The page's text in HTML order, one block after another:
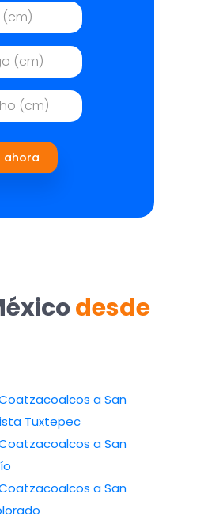
ahora
desde
a San
Tuxtepec
a San
a San